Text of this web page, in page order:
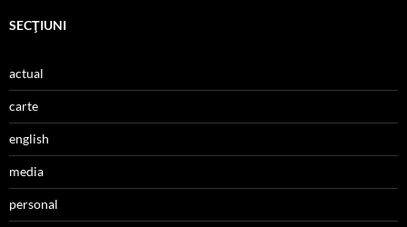
SECŢIUNI
actual
carte
english
media
personal